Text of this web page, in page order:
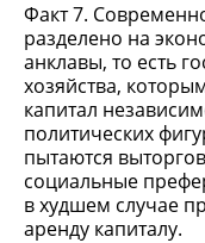
Факт 7.
разделено на
анклавы, то есть
хозяйства,
капитал
политических
пытаются
социальные
в худшем случае
аренду капиталу.